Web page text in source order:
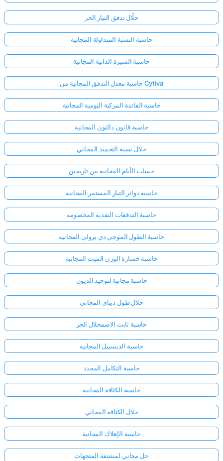
حلّال تدفق التيار الحر
حاسبة النسبة المتداولة المجانية
حاسبة السيرة الذاتية المجانية
حاسبة معدل التدفق المجانية من Cytiva
حاسبة الفائدة المركبة اليومية المجانية
حاسبة قانون دالتون المجانية
حلال نسبة التخميد المجاني
حساب الأيام المجانية بين تاريخين
حاسبة دوائر التيار المستمر المجانية
حاسبة التدفقات النقدية المخصومة
حاسبة الطول الموجي دي برولي المجانية
حاسبة خسارة الوزن الميت المجانية
حاسبة مجانية لتوحيد الديون
حلال طول ديباي المجاني
حاسبة ثابت الاضمحلال الحر
حاسبة الديسيبل المجانية
حاسبة التكامل المحدد
حاسبة الكثافة المجانية
حلال الكثافة المجاني
حاسبة الإهلاك المجانية
حل مجاني لمشتقة المتجهات